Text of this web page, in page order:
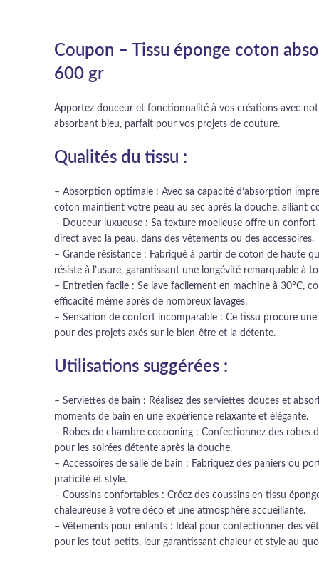
Coupon – Tissu éponge coton
600 gr
Apportez douceur et fonctionnalité à vos créations avec
absorbant bleu, parfait pour vos projets de couture.
Qualités du tissu :
– Absorption optimale : Avec sa capacité d’absorption
coton maintient votre peau au sec après la douche, alliant
– Douceur luxueuse : Sa texture moelleuse offre un
direct avec la peau, dans des vêtements ou des accessoires.
– Grande résistance : Fabriqué à partir de coton de haute
résiste à l’usure, garantissant une longévité remarquable à
– Entretien facile : Se lave facilement en machine à 30°C,
efficacité même après de nombreux lavages.
– Sensation de confort incomparable : Ce tissu procure
pour des projets axés sur le bien-être et la détente.
Utilisations suggérées :
– Serviettes de bain : Réalisez des serviettes douces et
moments de bain en une expérience relaxante et élégante.
– Robes de chambre cocooning : Confectionnez des robes
pour les soirées détente après la douche.
– Accessoires de salle de bain : Fabriquez des paniers ou
praticité et style.
– Coussins confortables : Créez des coussins en tissu
chaleureuse à votre déco et une atmosphère accueillante.
– Vêtements pour enfants : Idéal pour confectionner des
pour les tout-petits, leur garantissant chaleur et style au